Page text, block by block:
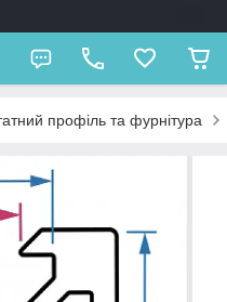
профіль та фурнітура